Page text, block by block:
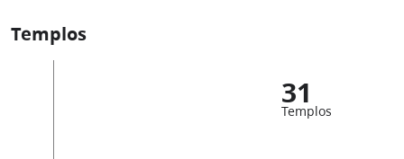
Templos
31
Templos